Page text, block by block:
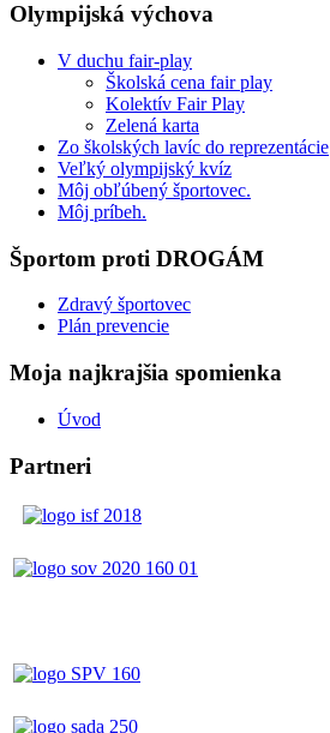
Olympijská výchova
V duchu fair-play
Školská cena fair play
Kolektív Fair Play
Zelená karta
Zo školských lavíc do reprezentácie
Veľký olympijský kvíz
Môj obľúbený športovec.
Môj príbeh.
Športom proti DROGÁM
Zdravý športovec
Plán prevencie
Moja najkrajšia spomienka
Úvod
Partneri